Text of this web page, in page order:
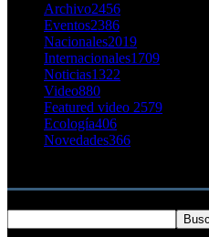
Archivo2456
Eventos2386
Nacionales2019
Internacionales1709
Noticias1322
Video880
Featured video 2579
Ecología406
Novedades366